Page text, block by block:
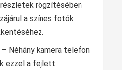
részletek rögzítésében
a színes fotók
– Néhány kamera telefon
ezzel a fejlett